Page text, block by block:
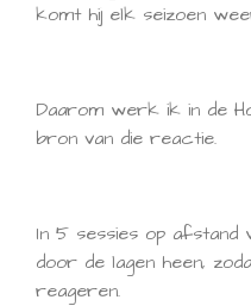
komt hij elk seizoen
Daarom werk ik in de
bron van die reactie.
In 5 sessies op
door de lagen heen,
reageren.